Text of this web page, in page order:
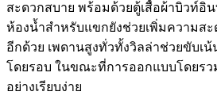
สะดวกสบาย พร้อมด้วยตู้เสื้อผ้าบิวท์อิ
ห้องน้ำสำหรับแขกยังช่วยเพิ่มความส
อีกด้วย เพดานสูงทั่วทั้งวิลล่าช่วยขับเ
โดยรอบ ในขณะที่การออกแบบโดยร
อย่างเรียบง่าย